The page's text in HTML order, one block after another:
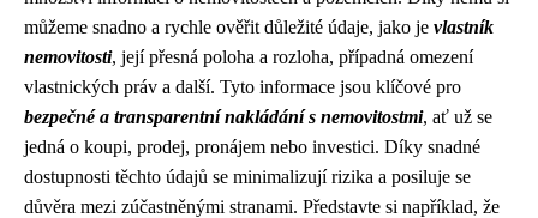
můžeme snadno a rychle ověřit důležité údaje, jako je vlastník
nemovitosti, její přesná poloha a rozloha, případná omezení
vlastnických práv a další. Tyto informace jsou klíčové pro
bezpečné a transparentní nakládání s nemovitostmi, ať už se
jedná o koupi, prodej, pronájem nebo investici. Díky snadné
dostupnosti těchto údajů se minimalizují rizika a posiluje se
důvěra mezi zúčastněnými stranami. Představte si například, že